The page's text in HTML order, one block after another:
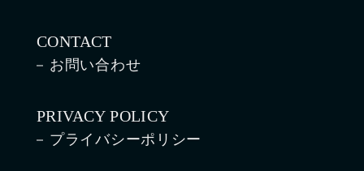
CONTACT
お問い合わせ
PRIVACY POLICY
プライバシーポリシー